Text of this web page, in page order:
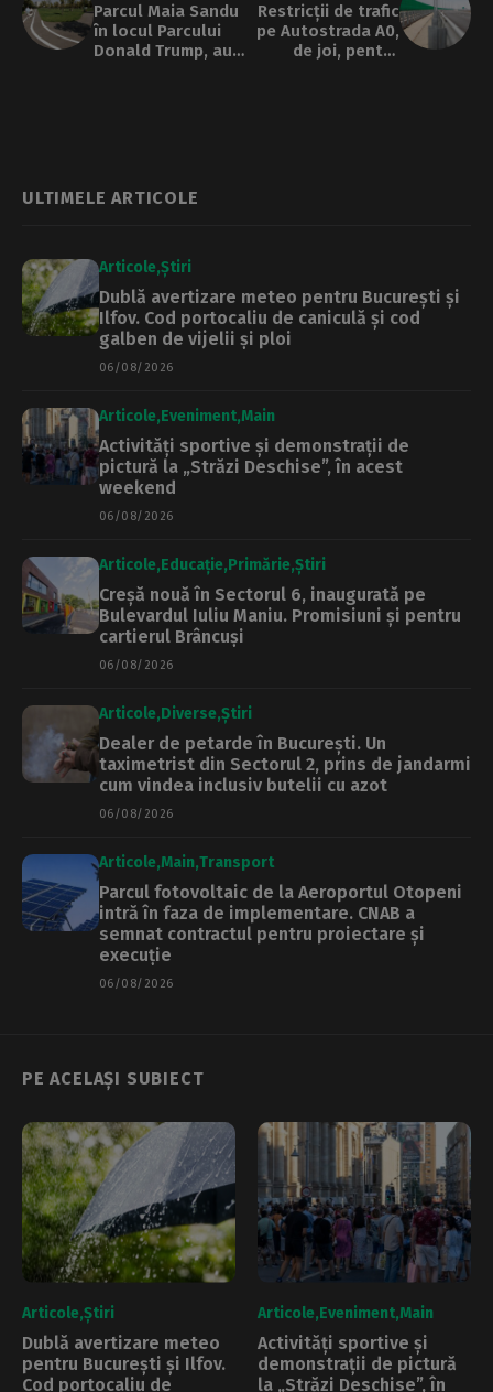
Parcul Maia Sandu
în locul Parcului
Donald Trump, au
Restricții de trafic
pe Autostrada A0,
de joi, pentru
ULTIMELE ARTICOLE
Articole Știri
Dublă avertizare meteo pentru București și
Ilfov. Cod portocaliu de caniculă și cod
galben de vijelii și ploi
06/08/2026
Articole Eveniment Main
Activități sportive și demonstrații de
pictură la „Străzi Deschise”, în acest
weekend
06/08/2026
Articole Educație Primărie Știri
Creșă nouă în Sectorul 6, inaugurată pe
Bulevardul Iuliu Maniu. Promisiuni și pentru
cartierul Brâncuși
06/08/2026
Articole Diverse Știri
Dealer de petarde în București. Un
taximetrist din Sectorul 2, prins de jandarmi
cum vindea inclusiv butelii cu azot
06/08/2026
Articole Main Transport
Parcul fotovoltaic de la Aeroportul Otopeni
intră în faza de implementare. CNAB a
semnat contractul pentru proiectare și
execuție
06/08/2026
PE ACELAȘI SUBIECT
Articole Știri
Dublă avertizare meteo
pentru București și Ilfov.
Cod portocaliu de
Articole Eveniment Main
Activități sportive și
demonstrații de pictură
la „Străzi Deschise”, în